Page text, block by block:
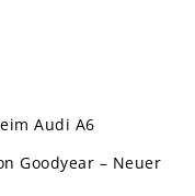
Audi A6
Goodyear – Neuer